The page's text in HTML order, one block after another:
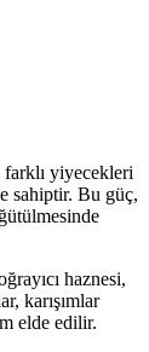
yiyecekleri
sahiptir. Bu güç,
haznesi,
karışımlar
elde edilir.